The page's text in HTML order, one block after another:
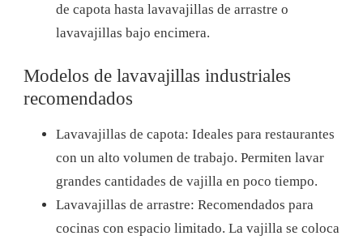
de capota hasta lavavajillas de arrastre o
lavavajillas bajo encimera.
Modelos de lavavajillas industriales
recomendados
Lavavajillas de capota: Ideales para restaurantes
con un alto volumen de trabajo. Permiten lavar
grandes cantidades de vajilla en poco tiempo.
Lavavajillas de arrastre: Recomendados para
cocinas con espacio limitado. La vajilla se coloca